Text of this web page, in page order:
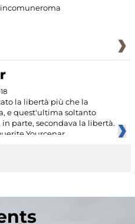
la libertà più che la
e quest'ultima soltanto
in parte, secondava la libertà.
Yourcenar